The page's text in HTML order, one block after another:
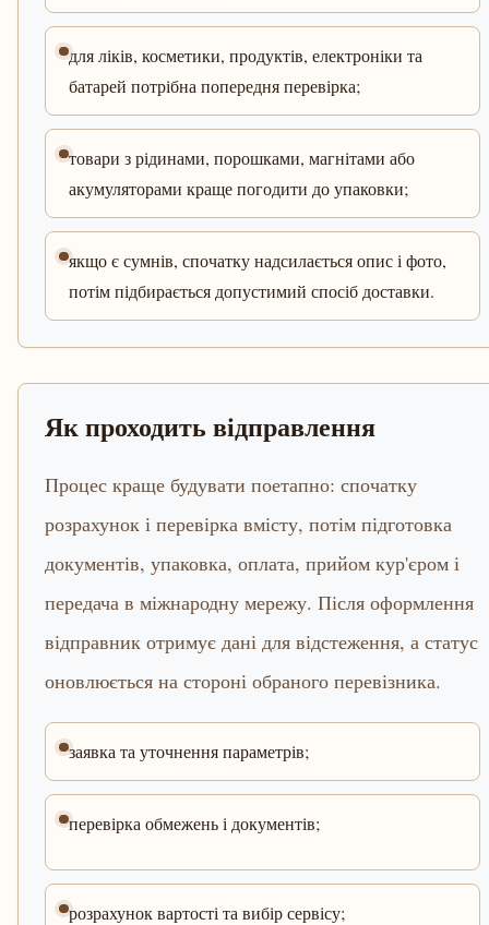
для ліків, косметики, продуктів, електроніки та
батарей потрібна попередня перевірка;
товари з рідинами, порошками, магнітами або
акумуляторами краще погодити до упаковки;
якщо є сумнів, спочатку надсилається опис і фото,
потім підбирається допустимий спосіб доставки.
Як проходить відправлення
Процес краще будувати поетапно: спочатку
розрахунок і перевірка вмісту, потім підготовка
документів, упаковка, оплата, прийом кур'єром і
передача в міжнародну мережу. Після оформлення
відправник отримує дані для відстеження, а статус
оновлюється на стороні обраного перевізника.
заявка та уточнення параметрів;
перевірка обмежень і документів;
розрахунок вартості та вибір сервісу;